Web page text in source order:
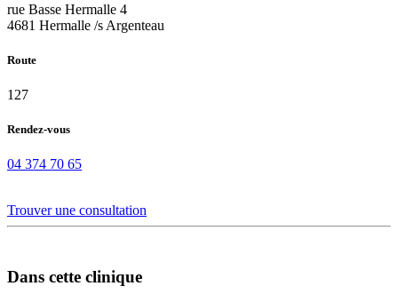
rue Basse Hermalle 4
4681 Hermalle /s Argenteau
Route
127
Rendez-vous
04 374 70 65
Trouver une consultation
Dans cette clinique